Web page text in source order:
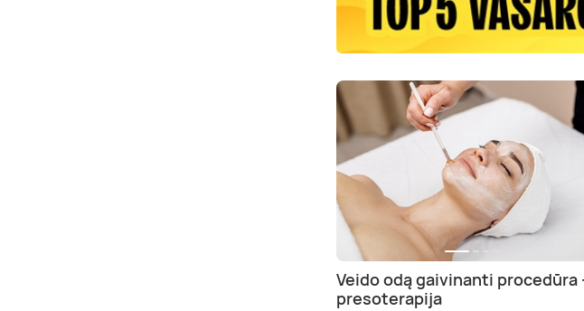
Veido odą gaivinanti procedūra
presoterapija